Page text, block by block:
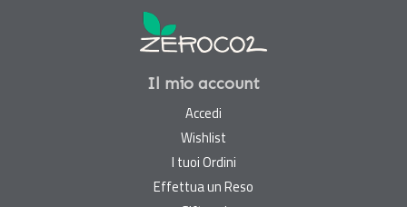
Il mio account
Accedi
Wishlist
I tuoi Ordini
Effettua un Reso